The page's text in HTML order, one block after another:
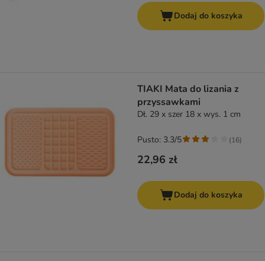
Dodaj do koszyka
TIAKI Mata do lizania z
przyssawkami
Dł. 29 x szer 18 x wys. 1 cm
22,96 zł
Pusto: 3.3/5 (16)
Dodaj do koszyka